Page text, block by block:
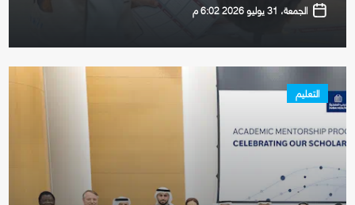
الجمعة، 31 يوليو 2026 6:02 م
التعليم